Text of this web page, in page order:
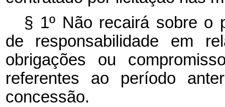
§ 1º Não recairá sobre o
de responsabilidade em
obrigações ou
referentes ao período
concessão.